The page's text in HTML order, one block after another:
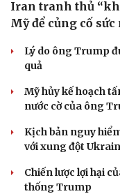
Iran tranh thủ
Mỹ để củng cố